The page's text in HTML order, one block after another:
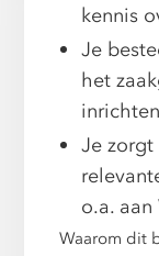
kennis
Je
het
Je
o.a. aan
Waarom dit